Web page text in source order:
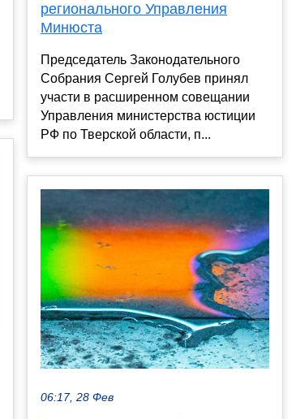
регионального Управления
Минюста
Председатель Законодательного
Собрания Сергей Голубев принял
участи в расширенном совещании
Управления министерства юстиции
РФ по Тверской области, п...
06:17, 28 Фев